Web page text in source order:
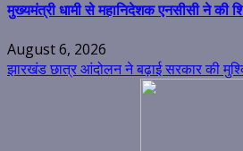
मुख्यमंत्री धामी से महानिदेशक एनसीसी ने की
August 6, 2026
झारखंड छात्र आंदोलन ने बढ़ाई सरकार की